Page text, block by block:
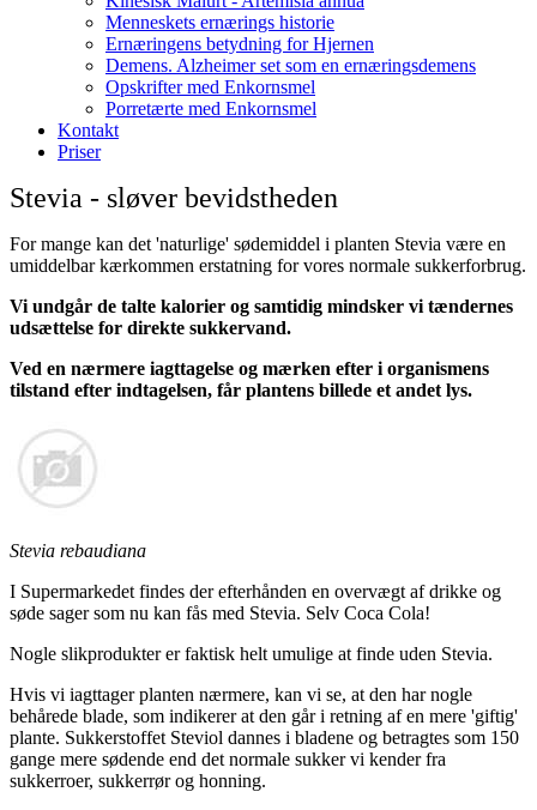
Menneskets ernærings historie
Ernæringens betydning for Hjernen
Demens. Alzheimer set som en ernæringsdemens
Opskrifter med Enkornsmel
Porretærte med Enkornsmel
Kontakt
Priser
Stevia - sløver bevidstheden
For mange kan det 'naturlige' sødemiddel i planten Stevia være en
umiddelbar kærkommen erstatning for vores normale sukkerforbrug.
Vi undgår de talte kalorier og samtidig mindsker vi tændernes
udsættelse for direkte sukkervand.
Ved en nærmere iagttagelse og mærken efter i organismens
tilstand efter indtagelsen, får plantens billede et andet lys.
Stevia rebaudiana
I Supermarkedet findes der efterhånden en overvægt af drikke og
søde sager som nu kan fås med Stevia. Selv Coca Cola!
Nogle slikprodukter er faktisk helt umulige at finde uden Stevia.
Hvis vi iagttager planten nærmere, kan vi se, at den har nogle
behårede blade, som indikerer at den går i retning af en mere 'giftig'
plante. Sukkerstoffet Steviol dannes i bladene og betragtes som 150
gange mere sødende end det normale sukker vi kender fra
sukkerroer, sukkerrør og honning.